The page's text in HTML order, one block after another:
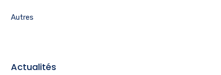
Autres
Actualités